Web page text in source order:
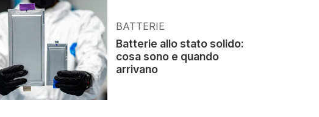
BATTERIE
Batterie allo stato solido:
cosa sono e quando
arrivano